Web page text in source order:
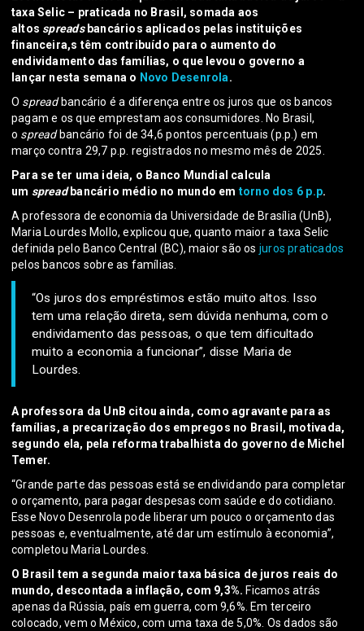
taxa Selic – praticada no Brasil, somada aos
altos spreadsbancários aplicados pelas instituições
financeira,s têm contribuído para o aumento do
endividamento das famílias, o que levou o governo a
lançar nesta semana o Novo Desenrola.
O spreadbancário é a diferença entre os juros que os bancos
pagam e os que emprestam aos consumidores. No Brasil,
o spreadbancário foi de 34,6 pontos percentuais (p.p.) em
março contra 29,7 p.p. registrados no mesmo mês de 2025.
Para se ter uma ideia, o Banco Mundial calcula
um spreadbancário médio no mundo em torno dos 6 p.p.
A professora de economia da Universidade de Brasília (UnB),
Maria Lourdes Mollo, explicou que, quanto maior a taxa Selic
definida pelo Banco Central (BC), maior são os juros praticados
pelos bancos sobre as famílias.
“Os juros dos empréstimos estão muito altos. Isso
tem uma relação direta, sem dúvida nenhuma, com o
endividamento das pessoas, o que tem dificultado
muito a economia a funcionar”, disse Maria de
Lourdes.
A professora da UnB citou ainda, como agravante para as
famílias, a precarização dos empregos no Brasil, motivada,
segundo ela, pela reforma trabalhista do governo de Michel
Temer.
“Grande parte das pessoas está se endividando para completar
o orçamento, para pagar despesas com saúde e do cotidiano.
Esse Novo Desenrola pode liberar um pouco o orçamento das
pessoas e, eventualmente, até dar um estímulo à economia”,
completou Maria Lourdes.
O Brasil tem a segunda maior taxa básica de juros reais do
mundo, descontada a inflação, com 9,3%. Ficamos atrás
apenas da Rússia, país em guerra, com 9,6%. Em terceiro
colocado, vem o México, com uma taxa de 5,0%. Os dados são